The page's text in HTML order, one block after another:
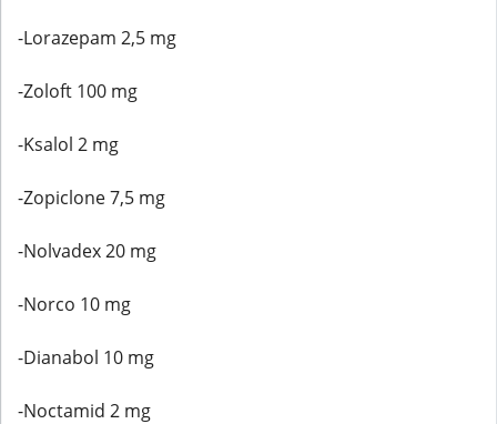
-Lorazepam 2,5 mg
-Zoloft 100 mg
-Ksalol 2 mg
-Zopiclone 7,5 mg
-Nolvadex 20 mg
-Norco 10 mg
-Dianabol 10 mg
-Noctamid 2 mg